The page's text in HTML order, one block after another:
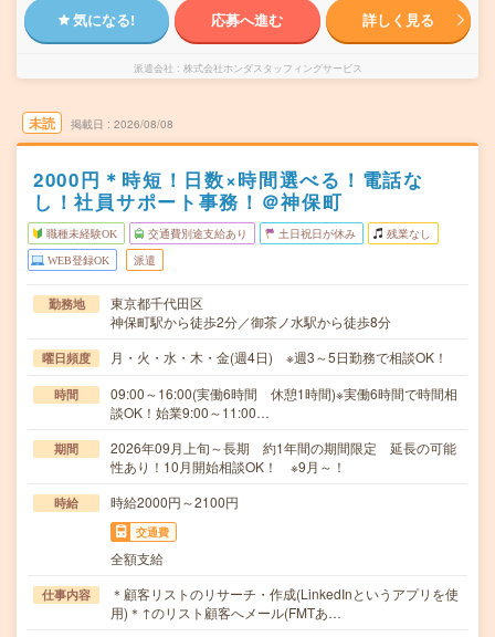
気になる! 応募へ進む 詳しく見る
派遣会社 株式会社ホンダスタッフィングサービス
未読 掲載日 2026/08/08
2000円＊時短！日数×時間選べる！電話な
し！社員サポート事務！＠神保町
職種未経験OK 交通費別途支給あり 土日祝日が休み 残業なし
WEB登録OK 派遣
勤務地
東京都千代田区
神保町駅から徒歩2分／御茶ノ水駅から徒歩8分
曜日頻度 月・火・水・木・金(週4日) ※週3～5日勤務で相談OK！
時間
09:00～16:00(実働6時間 休憩1時間)※実働6時間で時間相
談OK！始業9:00～11:00…
期間
2026年09月上旬～長期 約1年間の期間限定 延長の可能
性あり！10月開始相談OK！ ※9月～！
時給 時給2000円～2100円
交通費
全額支給
仕事内容
＊顧客リストのリサーチ・作成(LinkedInというアプリを使
用)＊↑のリスト顧客へメール(FMTあ…